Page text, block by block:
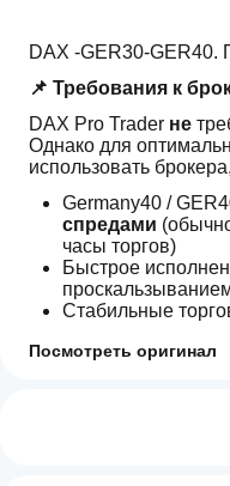
DAX -GER30-
📌 Требования к
DAX Pro Trader не
Однако для
использовать
Germany40 /
спредами
часы торгов)
Быстрое
Стабильные
Тип счета ECN/
который
Посмотреть оригинал